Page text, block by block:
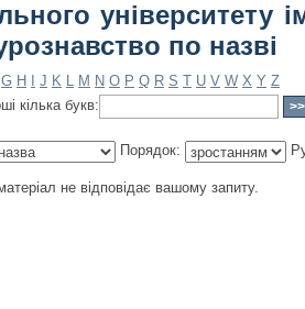
університету
по назві
G H J K L M N O P Q R S T U V W X Y Z
кілька букв:
Порядок:
не відповідає вашому запиту.